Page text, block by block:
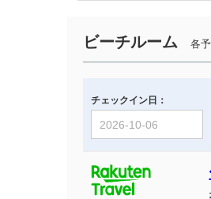
ビーチルーム各予
チェックイン日：